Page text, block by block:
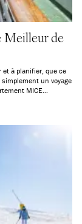
Meilleur de
et à planifier, que ce
un voyage
MICE